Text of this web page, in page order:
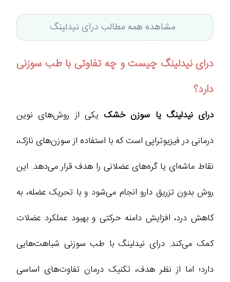
مشاهده همه مطالب درای نیدلینگ
درای نیدلینگ چیست و چه تفاوتی با طب سوزنی
دارد؟
درای نیدلینگ یا سوزن خشک یکی از روش‌های نوین
درمانی در فیزیوتراپی است که با استفاده از سوزن‌های نازک،
نقاط ماشه‌ای یا گره‌های عضلانی را هدف قرار می‌دهد. این
روش بدون تزریق دارو انجام می‌شود و با تحریک عضله، به
کاهش درد، افزایش دامنه حرکتی و بهبود عملکرد عضلات
کمک می‌کند. درای نیدلینگ با طب سوزنی شباهت‌هایی
دارد؛ اما از نظر هدف، تکنیک درمان تفاوت‌های اساسی